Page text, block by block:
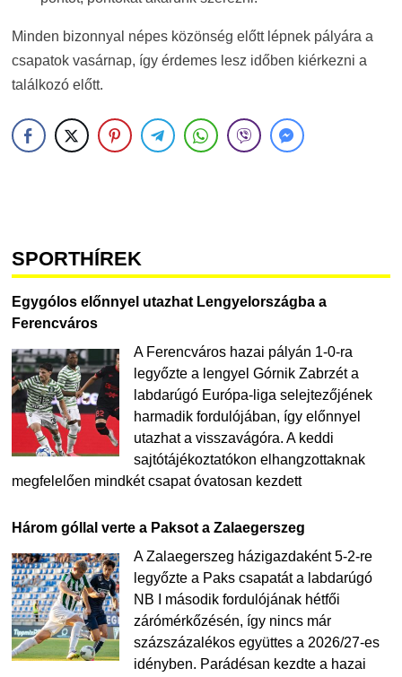
Minden bizonnyal népes közönség előtt lépnek pályára a
csapatok vasárnap, így érdemes lesz időben kiérkezni a
találkozó előtt.
SPORTHÍREK
Egygólos előnnyel utazhat Lengyelországba a
Ferencváros
A Ferencváros hazai pályán 1-0-ra
legyőzte a lengyel Górnik Zabrzét a
labdarúgó Európa-liga selejtezőjének
harmadik fordulójában, így előnnyel
utazhat a visszavágóra. A keddi
sajtótájékoztatókon elhangzottaknak
megfelelően mindkét csapat óvatosan kezdett
Három góllal verte a Paksot a Zalaegerszeg
A Zalaegerszeg házigazdaként 5-2-re
legyőzte a Paks csapatát a labdarúgó
NB I második fordulójának hétfői
zárómérkőzésén, így nincs már
százszázalékos együttes a 2026/27-es
idényben. Parádésan kezdte a hazai